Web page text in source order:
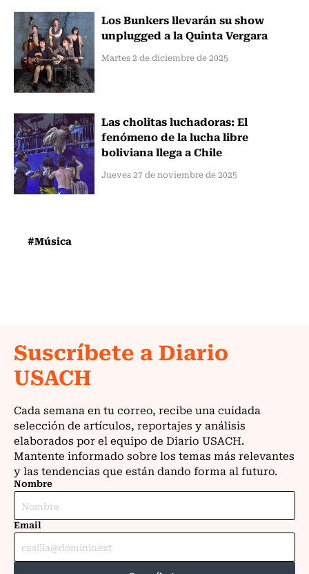
Los Bunkers llevarán su show
unplugged a la Quinta Vergara
Martes 2 de diciembre de 2025
Las cholitas luchadoras: El
fenómeno de la lucha libre
boliviana llega a Chile
Jueves 27 de noviembre de 2025
#Música